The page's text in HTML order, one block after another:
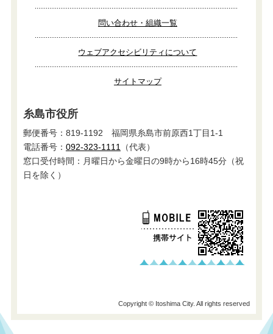
問い合わせ・組織一覧
ウェブアクセシビリティについて
サイトマップ
糸島市役所
郵便番号：819-1192 福岡県糸島市前原西1丁目1-1
電話番号： 092-323-1111
（代表）
窓口受付時間：月曜日から金曜日の9時から16時45分（祝
日を除く）
Copyright © Itoshima City. All rights reserved